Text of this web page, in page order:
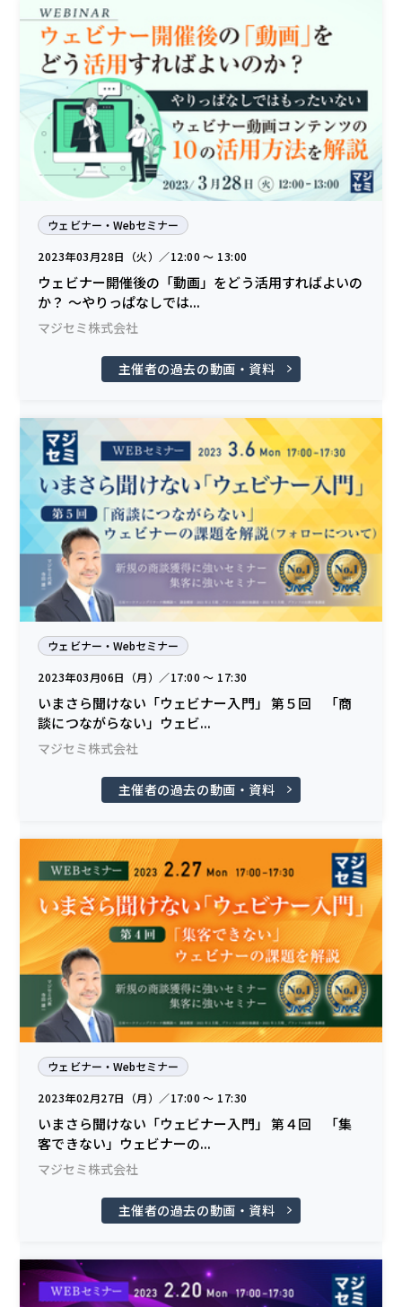
ウェビナー・Webセミナー
2023年03月28日（火）／12:00 〜 13:00
ウェビナー開催後の「動画」をどう活用すればよいの
か？ ～やりっぱなしでは...
マジセミ株式会社
主催者の過去の動画・資料
ウェビナー・Webセミナー
2023年03月06日（月）／17:00 〜 17:30
いまさら聞けない「ウェビナー入門」 第５回 「商
談につながらない」ウェビ...
マジセミ株式会社
主催者の過去の動画・資料
ウェビナー・Webセミナー
2023年02月27日（月）／17:00 〜 17:30
いまさら聞けない「ウェビナー入門」 第４回 「集
客できない」ウェビナーの...
マジセミ株式会社
主催者の過去の動画・資料